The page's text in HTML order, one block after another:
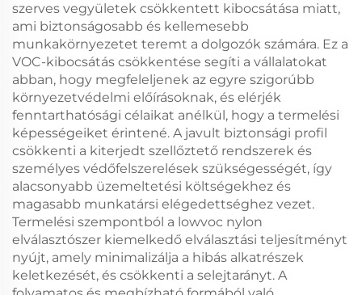
szerves vegyületek csökkentett kibocsátása miatt,
ami biztonságosabb és kellemesebb
munkakörnyezetet teremt a dolgozók számára. Ez a
VOC-kibocsátás csökkentése segíti a vállalatokat
abban, hogy megfeleljenek az egyre szigorúbb
környezetvédelmi előírásoknak, és elérjék
fenntarthatósági célaikat anélkül, hogy a termelési
képességeiket érintené. A javult biztonsági profil
csökkenti a kiterjedt szellőztető rendszerek és
személyes védőfelszerelések szükségességét, így
alacsonyabb üzemeltetési költségekhez és
magasabb munkatársi elégedettséghez vezet.
Termelési szempontból a lowvoc nylon
elválasztószer kiemelkedő elválasztási teljesítményt
nyújt, amely minimalizálja a hibás alkatrészek
keletkezését, és csökkenti a selejtarányt. A